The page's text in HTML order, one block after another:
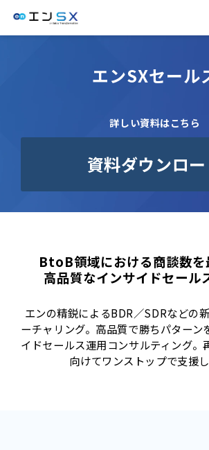
エンSXとは
導入事例
セミナー
エンSXセール
詳しい資料はこちら
資料ダウンロ
BtoB領域における商談数を
高品質なインサイドセール
エンの精鋭によるBDR／SDRなどの
ーチャリング。高品質で勝ちパターン
イドセールス運用コンサルティング。
向けてワンストップで支援し